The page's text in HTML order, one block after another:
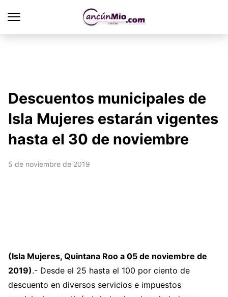
Descuentos municipales de
Isla Mujeres estarán vigentes
hasta el 30 de noviembre
5 de noviembre de 2019
(Isla Mujeres, Quintana Roo a 05 de noviembre de
2019).- Desde el 25 hasta el 100 por ciento de
descuento en diversos servicios e impuestos